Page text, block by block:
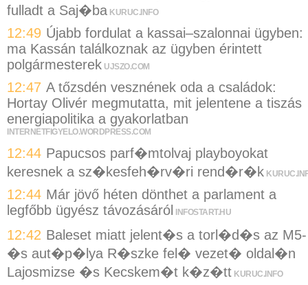
fulladt a Saj�ba KURUC.INFO
12:49 Újabb fordulat a kassai–szalonnai ügyben:
ma Kassán találkoznak az ügyben érintett
polgármesterek UJSZO.COM
12:47 A tőzsdén vesznének oda a családok:
Hortay Olivér megmutatta, mit jelentene a tiszás
energiapolitika a gyakorlatban
INTERNETFIGYELO.WORDPRESS.COM
12:44 Papucsos parf�mtolvaj playboyokat
keresnek a sz�kesfeh�rv�ri rend�r�k
12:44 Már jövő héten dönthet a parlament a
legfőbb ügyész távozásáról
INFOSTART.HU
12:42 Baleset miatt jelent�s a torl�d�s az M5-
�s aut�p�lya R�szke fel� vezet� oldal�n
Lajosmizse �s Kecskem�t k�z�tt KURUC.INFO